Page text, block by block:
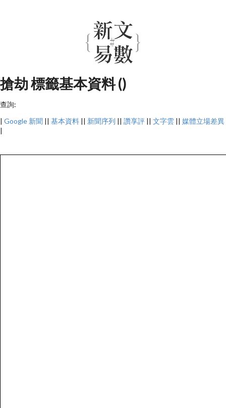
搶劫 標籤基本資料 ()
查詢:
| Google 新聞 || 基本資料 || 新聞序列 || 讚享評 || 文字雲 || 媒體立場差異
|